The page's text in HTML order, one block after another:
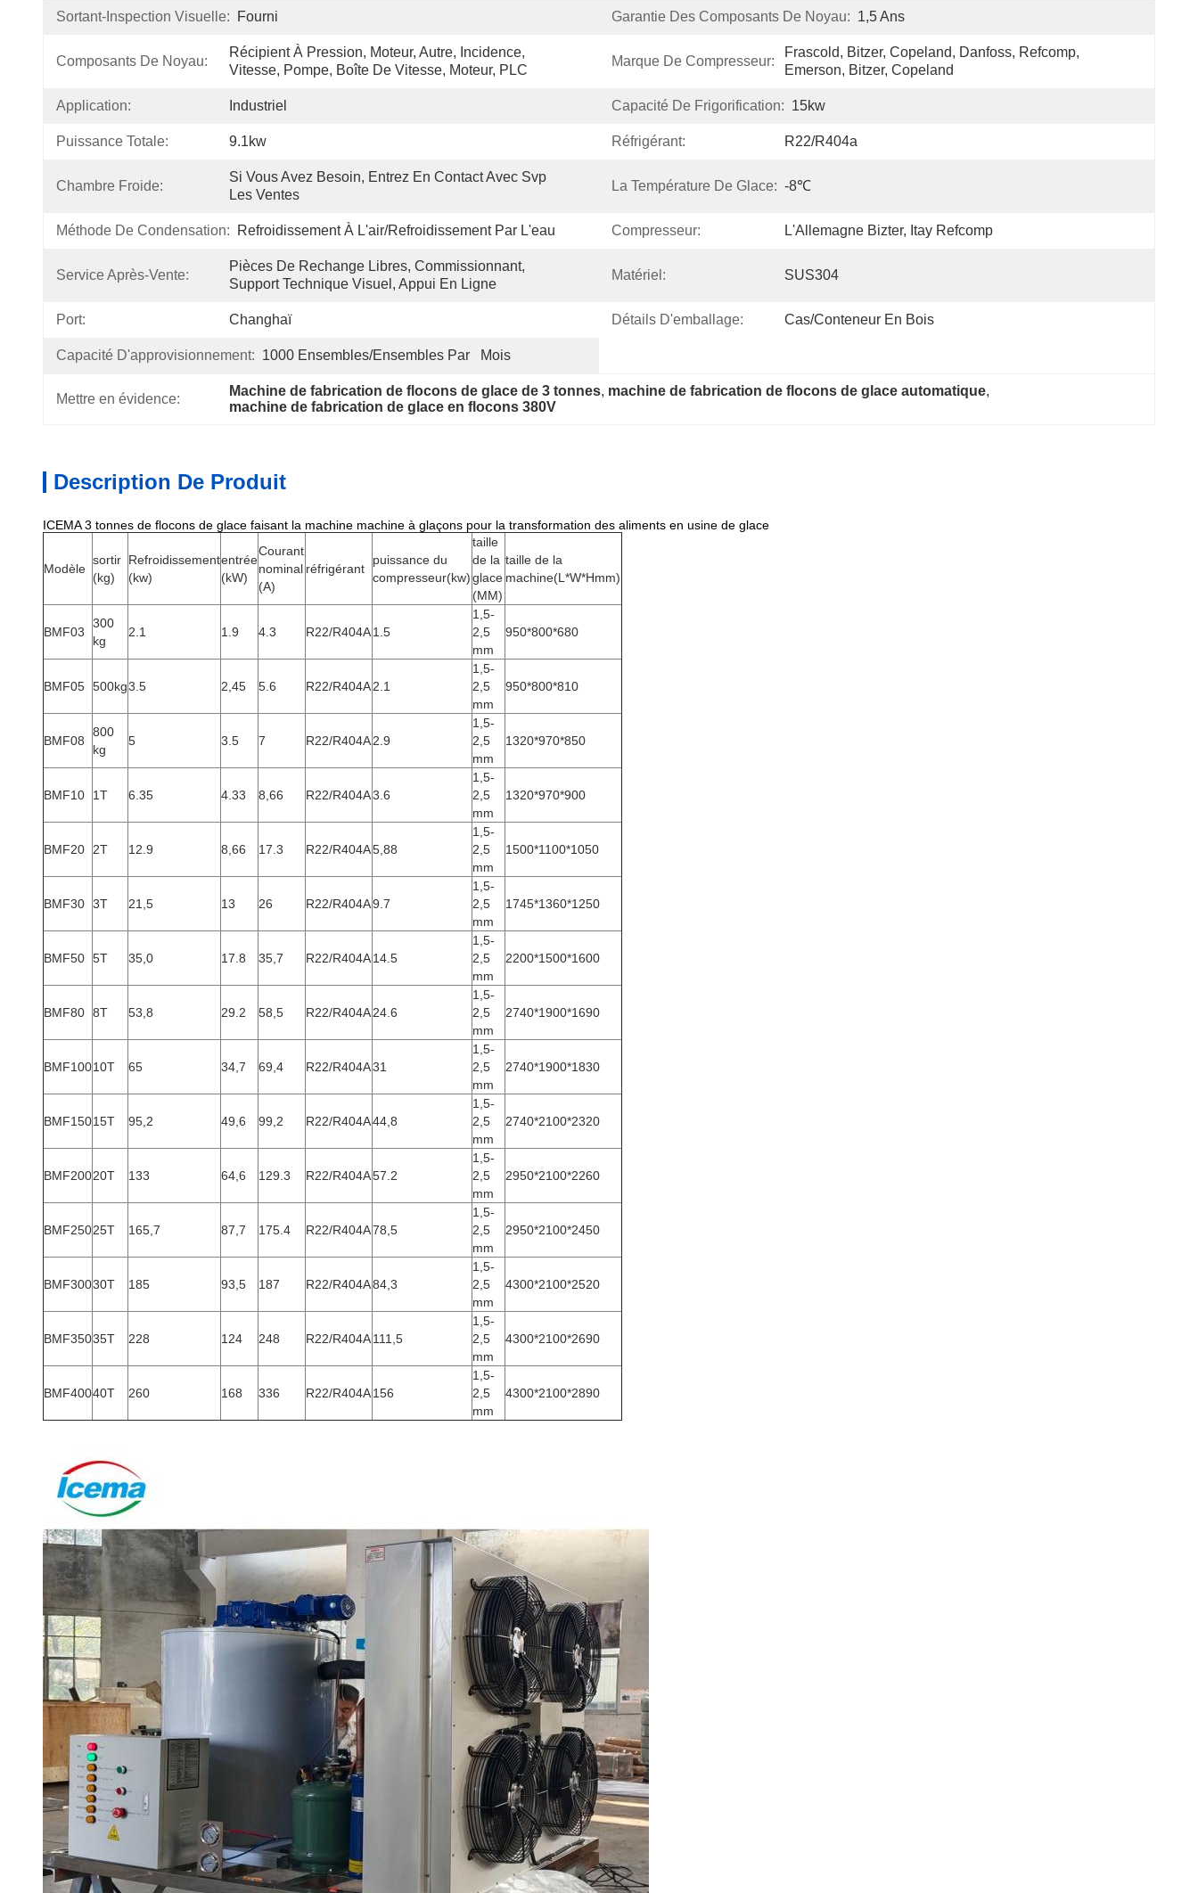
Sortant-Inspection Visuelle: Fourni Garantie Des Composants De Noyau: 1,5 Ans
Composants De Noyau:
Récipient À Pression, Moteur, Autre, Incidence,
Vitesse, Pompe, Boîte De Vitesse, Moteur, PLC
Marque De Compresseur:
Frascold, Bitzer, Copeland, Danfoss, Refcomp,
Emerson, Bitzer, Copeland
Application: Industriel Capacité De Frigorification: 15kw
Puissance Totale: 9.1kw Réfrigérant: R22/R404a
Chambre Froide:
Si Vous Avez Besoin, Entrez En Contact Avec Svp
Les Ventes
La Température De Glace: -8℃
Méthode De Condensation: Refroidissement À L'air/refroidissement Par L'eau Compresseur: L'Allemagne Bizter, Itay Refcomp
Service Après-Vente:
Pièces De Rechange Libres, Commissionnant,
Support Technique Visuel, Appui En Ligne
Matériel: SUS304
Port: Changhaï Détails D'emballage: Cas/conteneur En Bois
Capacité D'approvisionnement: 1000 Ensembles/ensembles Par   Mois
Mettre en évidence:
Machine de fabrication de flocons de glace de 3 tonnes, machine de fabrication de flocons de glace automatique,
machine de fabrication de glace en flocons 380V
Description De Produit
ICEMA 3 tonnes de flocons de glace faisant la machine machine à glaçons pour la transformation des aliments en usine de glace
Modèle
sortir
(kg)
Refroidissement
(kw)
entrée
(kW)
Courant
nominal
(A)
réfrigérant
puissance du
compresseur(kw)
taille
de la
glace
(MM)
taille de la
machine(L*W*Hmm)
BMF03
300
kg
2.1 1.9 4.3 R22/R404A1.5
1,5-
2,5
mm
950*800*680
BMF05 500kg3.5 2,45 5.6 R22/R404A2.1
1,5-
2,5
mm
950*800*810
BMF08
800
kg
5 3.5 7 R22/R404A2.9
1,5-
2,5
mm
1320*970*850
BMF10 1T 6.35 4.33 8,66 R22/R404A3.6
1,5-
2,5
mm
1320*970*900
BMF20 2T 12.9 8,66 17.3 R22/R404A5,88
1,5-
2,5
mm
1500*1100*1050
BMF30 3T 21,5 13 26 R22/R404A9.7
1,5-
2,5
mm
1745*1360*1250
BMF50 5T 35,0 17.8 35,7 R22/R404A14.5
1,5-
2,5
mm
2200*1500*1600
BMF80 8T 53,8 29.2 58,5 R22/R404A24.6
1,5-
2,5
mm
2740*1900*1690
BMF10010T 65 34,7 69,4 R22/R404A31
1,5-
2,5
mm
2740*1900*1830
BMF15015T 95,2 49,6 99,2 R22/R404A44,8
1,5-
2,5
mm
2740*2100*2320
BMF20020T 133 64,6 129.3 R22/R404A57.2
1,5-
2,5
mm
2950*2100*2260
BMF25025T 165,7 87,7 175.4 R22/R404A78,5
1,5-
2,5
mm
2950*2100*2450
BMF30030T 185 93,5 187 R22/R404A84,3
1,5-
2,5
mm
4300*2100*2520
BMF35035T 228 124 248 R22/R404A111,5
1,5-
2,5
mm
4300*2100*2690
BMF40040T 260 168 336 R22/R404A156
1,5-
2,5
mm
4300*2100*2890